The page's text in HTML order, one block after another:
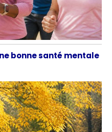
bonne santé mentale